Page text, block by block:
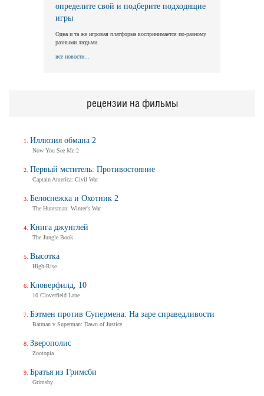
определите свой и подберите подходящие
игры
Одна и та же игровая платформа воспринимается по-разному
разными людьми.
все новости...
рецензии на фильмы
Иллюзия обмана 2
Now You See Me 2
Первый мститель: Противостояние
Captain America: Civil War
Белоснежка и Охотник 2
The Huntsman: Winter's War
Книга джунглей
The Jungle Book
Высотка
High-Rise
Кловерфилд, 10
10 Cloverfield Lane
Бэтмен против Супермена: На заре справедливости
Batman v Superman: Dawn of Justice
Зверополис
Zootopia
Братья из Гримсби
Grimsby